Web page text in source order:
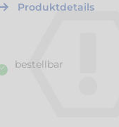
Produktdetails
bestellbar